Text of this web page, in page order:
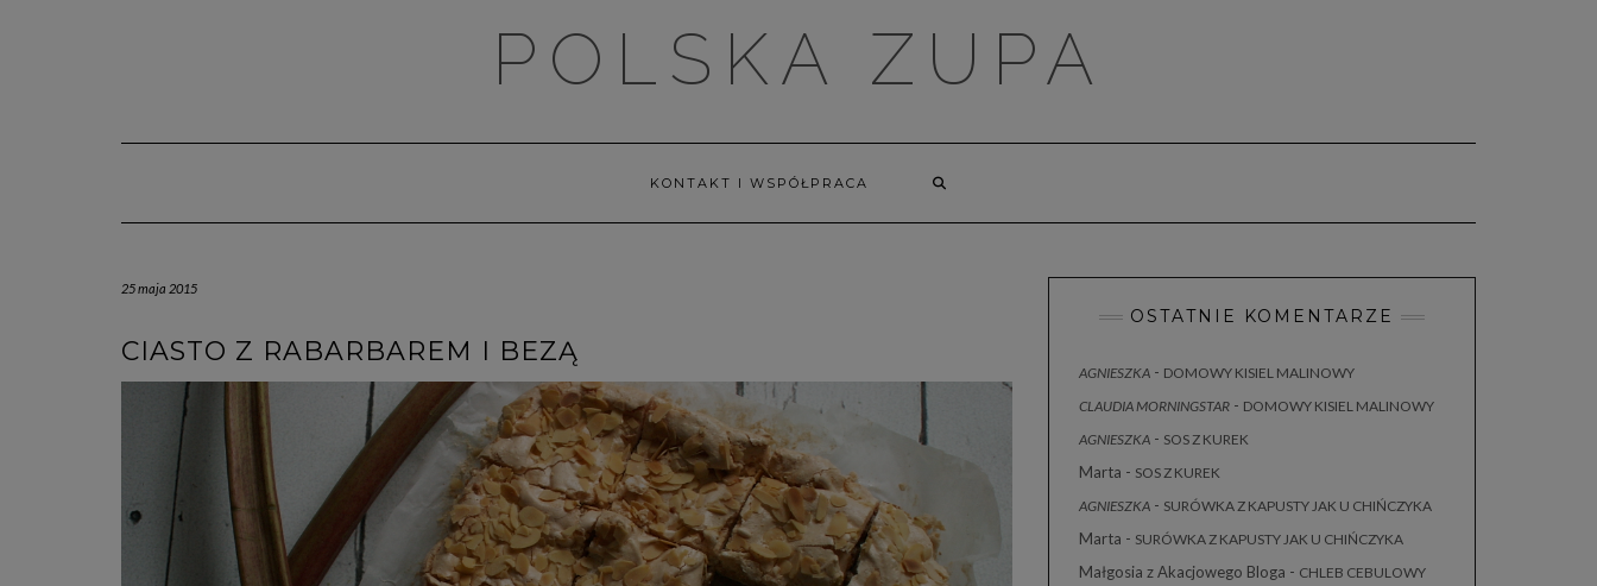
POLSKA ZUPA
KONTAKT I WSPÓŁPRACA
25 maja 2015
CIASTO Z RABARBAREM I BEZĄ
OSTATNIE KOMENTARZE
AGNIESZKA - DOMOWY KISIEL MALINOWY
CLAUDIA MORNINGSTAR - DOMOWY KISIEL MALINOWY
AGNIESZKA - SOS Z KUREK
Marta - SOS Z KUREK
AGNIESZKA - SURÓWKA Z KAPUSTY JAK U CHIŃCZYKA
Marta - SURÓWKA Z KAPUSTY JAK U CHIŃCZYKA
Małgosia z Akacjowego Bloga - CHLEB CEBULOWY